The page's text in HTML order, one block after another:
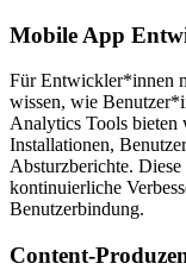
Mobile App
Für Entwickler*innen
wissen, wie
Analytics Tools
Installationen,
Absturzberichte.
kontinuierliche
Benutzerbindung.
Content-